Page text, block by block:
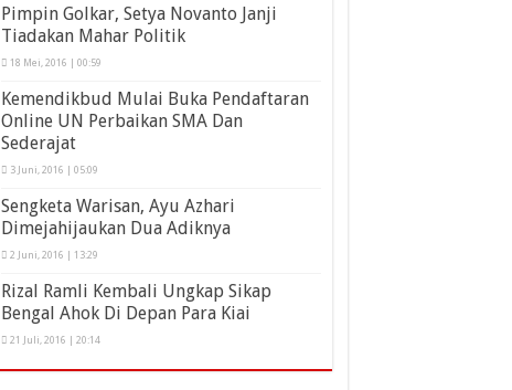
Pimpin Golkar, Setya Novanto Janji
Tiadakan Mahar Politik
18 Mei, 2016 | 00:59
Kemendikbud Mulai Buka Pendaftaran
Online UN Perbaikan SMA Dan
Sederajat
3 Juni, 2016 | 05:09
Sengketa Warisan, Ayu Azhari
Dimejahijaukan Dua Adiknya
2 Juni, 2016 | 13:29
Rizal Ramli Kembali Ungkap Sikap
Bengal Ahok Di Depan Para Kiai
21 Juli, 2016 | 20:14